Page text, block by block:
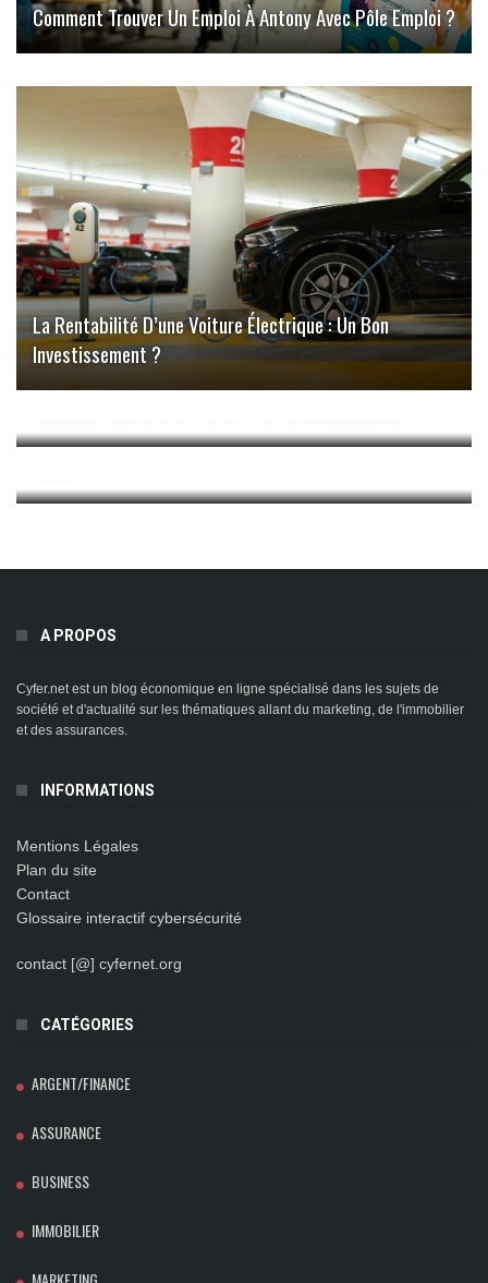
Comment Trouver Un Emploi À Antony Avec Pôle Emploi ?
La Rentabilité D’une Voiture Électrique : Un Bon
Investissement ?
Prix ​​du GPL : La Comparaison Permet De Réduire Les
A PROPOS
Cyfer.net est un blog économique en ligne spécialisé dans les sujets de
société et d'actualité sur les thématiques allant du marketing, de l'immobilier
et des assurances.
INFORMATIONS
Mentions Légales
Plan du site
Contact
Glossaire interactif cybersécurité
contact [@] cyfernet.org
CATÉGORIES
ARGENT/FINANCE
ASSURANCE
BUSINESS
IMMOBILIER